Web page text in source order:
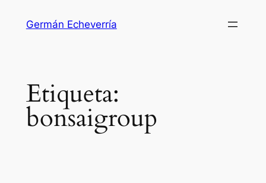
Germán Echeverría
Etiqueta:
bonsaigroup